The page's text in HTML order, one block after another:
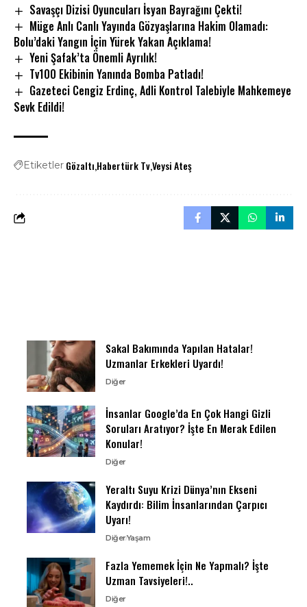
Savaşçı Dizisi Oyuncuları İsyan Bayrağını Çekti!
Müge Anlı Canlı Yayında Gözyaşlarına Hakim Olamadı:
Bolu’daki Yangın İçin Yürek Yakan Açıklama!
Yeni Şafak’ta Önemli Ayrılık!
Tv100 Ekibinin Yanında Bomba Patladı!
Gazeteci Cengiz Erdinç, Adli Kontrol Talebiyle Mahkemeye
Sevk Edildi!
Etiketler Gözaltı Habertürk TvVeysi Ateş
Sakal Bakımında Yapılan Hatalar!
Uzmanlar Erkekleri Uyardı!
Diğer
İnsanlar Google’da En Çok Hangi Gizli
Soruları Aratıyor? İşte En Merak Edilen
Konular!
Diğer
Yeraltı Suyu Krizi Dünya’nın Ekseni
Kaydırdı: Bilim İnsanlarından Çarpıcı
Uyarı!
DiğerYaşam
Fazla Yememek İçin Ne Yapmalı? İşte
Uzman Tavsiyeleri!..
Diğer